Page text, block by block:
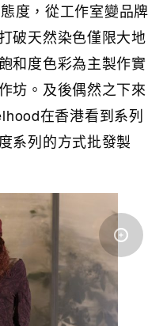
度，從工作室變品牌
破天然染色僅限大地
和度色彩為主製作實
坊。及後偶然之下來
在香港看到系列
系列的方式批發製